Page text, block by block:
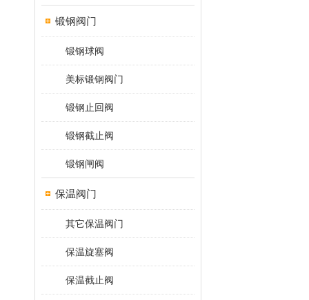
锻钢阀门
锻钢球阀
美标锻钢阀门
锻钢止回阀
锻钢截止阀
锻钢闸阀
保温阀门
其它保温阀门
保温旋塞阀
保温截止阀